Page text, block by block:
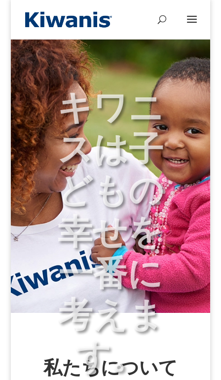
キワニ
スは子
どもの
幸せを
一番に
考えま
す。
私たちについて